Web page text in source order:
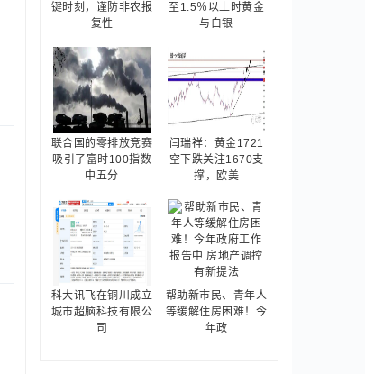
键时刻，谨防非农报
复性
至1.5％以上时黄金
与白银
联合国的零排放竞赛
吸引了富时100指数
中五分
闫瑞祥：黄金1721
空下跌关注1670支
撑，欧美
科大讯飞在铜川成立
城市超脑科技有限公
司
帮助新市民、青年人
等缓解住房困难！今
年政